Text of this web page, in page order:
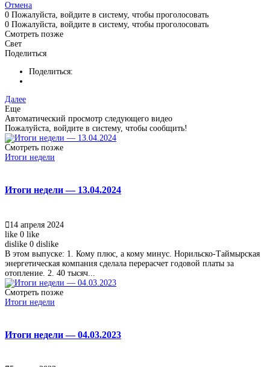
Отмена
0 Пожалуйста, войдите в систему, чтобы проголосовать
0 Пожалуйста, войдите в систему, чтобы проголосовать
Смотреть позже
Свет
Поделиться
Поделиться:
Далее
Еще
Автоматический просмотр следующего видео
Пожалуйста, войдите в систему, чтобы сообщить!
Смотреть позже
Итоги недели
Итоги недели — 13.04.2024
14 апреля 2024
like 0 like
dislike 0 dislike
В этом выпуске: 1. Кому плюс, а кому минус. Норильско-Таймырская
энергетическая компания сделала перерасчет годовой платы за
отопление. 2. 40 тысяч...
Смотреть позже
Итоги недели
Итоги недели — 04.03.2023